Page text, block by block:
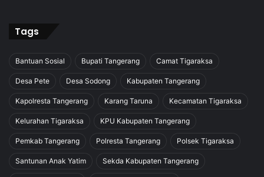
Tags
Bantuan Sosial Bupati Tangerang Camat Tigaraksa
Desa Pete Desa Sodong Kabupaten Tangerang
Kapolresta Tangerang Karang Taruna Kecamatan Tigaraksa
Kelurahan Tigaraksa KPU Kabupaten Tangerang
Pemkab Tangerang Polresta Tangerang Polsek Tigaraksa
Santunan Anak Yatim Sekda Kabupaten Tangerang